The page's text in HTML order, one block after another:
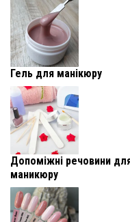
Гель для манікюру
Допоміжні речовини
маникюру